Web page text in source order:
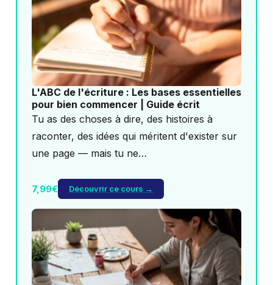
L'ABC de l'écriture : Les bases essentielles
pour bien commencer | Guide écrit
Tu as des choses à dire, des histoires à
raconter, des idées qui méritent d'exister sur
une page — mais tu ne…
7,99€ Découvrir ce cours →